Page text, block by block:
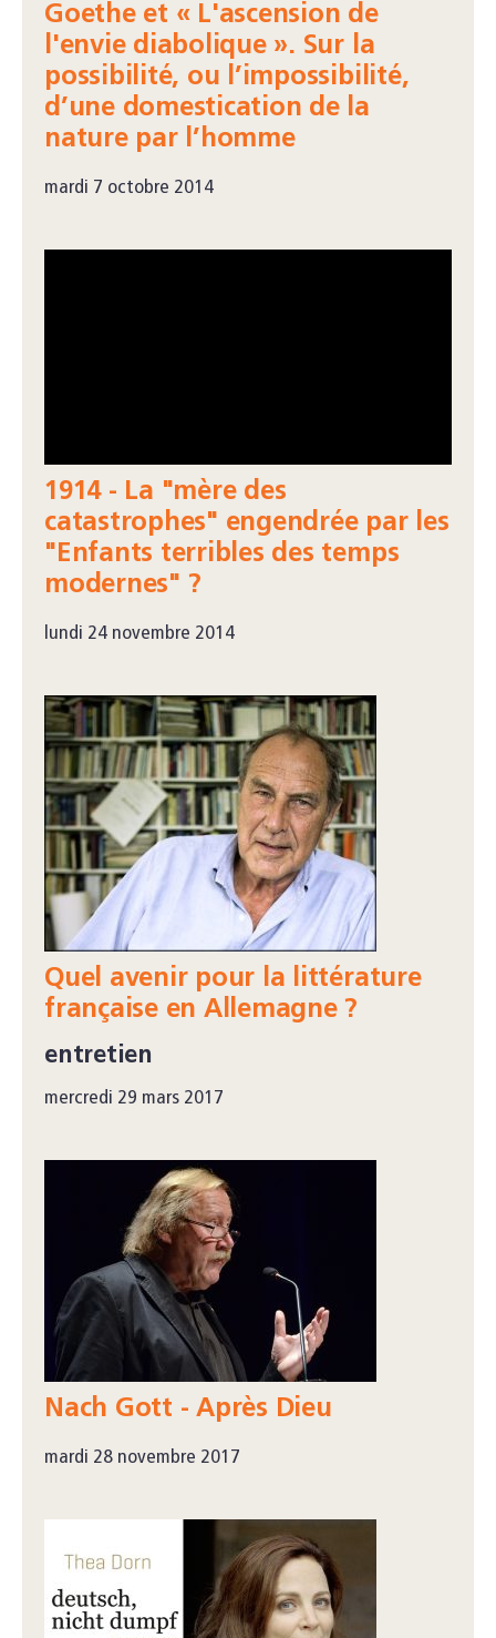
Goethe et « L'ascension de
l'envie diabolique ». Sur la
possibilité, ou l’impossibilité,
d’une domestication de la
nature par l’homme
mardi 7 octobre 2014
1914 - La "mère des
catastrophes" engendrée par les
"Enfants terribles des temps
modernes" ?
lundi 24 novembre 2014
Quel avenir pour la littérature
française en Allemagne ?
entretien
mercredi 29 mars 2017
Nach Gott - Après Dieu
mardi 28 novembre 2017